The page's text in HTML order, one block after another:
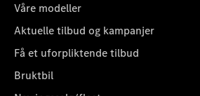
Våre modeller
Aktuelle tilbud og kampanjer
Få et uforpliktende tilbud
Bruktbil